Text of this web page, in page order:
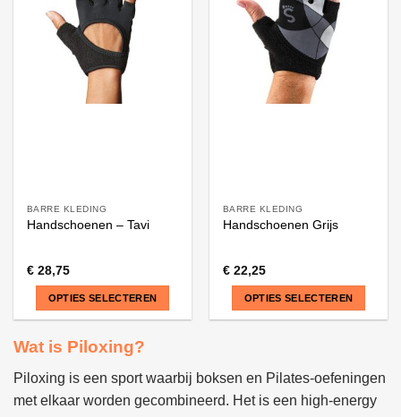
BARRE KLEDING
Handschoenen – Tavi
€28,75
OPTIES SELECTEREN
product
meerdere
variaties.
BARRE KLEDING
Handschoenen Grijs
€22,25
OPTIES SELECTEREN
meerdere
variaties.
Wat is Piloxing?
Piloxing is een sport waarbij boksen en Pilates-oefeningen
met elkaar worden gecombineerd. Het is een high-energy